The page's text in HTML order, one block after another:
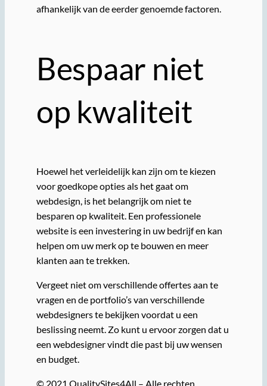
afhankelijk van de eerder genoemde factoren.
Bespaar niet
op kwaliteit
Hoewel het verleidelijk kan zijn om te kiezen
voor goedkope opties als het gaat om
webdesign, is het belangrijk om niet te
besparen op kwaliteit. Een professionele
website is een investering in uw bedrijf en kan
helpen om uw merk op te bouwen en meer
klanten aan te trekken.
Vergeet niet om verschillende offertes aan te
vragen en de portfolio’s van verschillende
webdesigners te bekijken voordat u een
beslissing neemt. Zo kunt u ervoor zorgen dat u
een webdesigner vindt die past bij uw wensen
en budget.
© 2021 QualitySites4All – Alle rechten